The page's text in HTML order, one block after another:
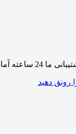
میباشند
رونق دهید